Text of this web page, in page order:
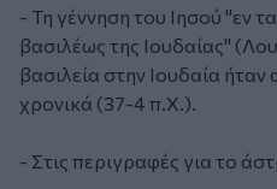
- Τη γέννηση του Ιησού "εν
βασιλέως της Ιουδαίας"
βασιλεία στην Ιουδαία ήταν
χρονικά (37-4 π.Χ.).
- Στις περιγραφές για το